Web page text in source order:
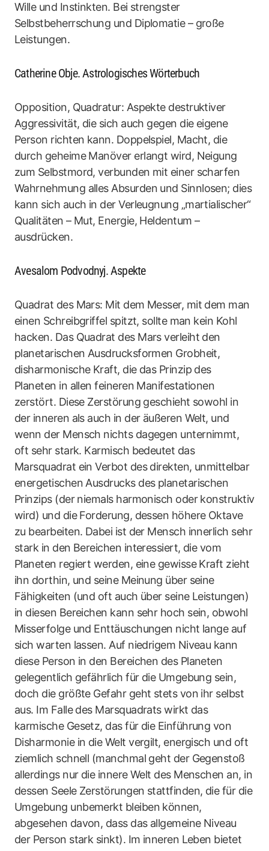
Wille und Instinkten. Bei strengster
Selbstbeherrschung und Diplomatie – große
Leistungen.
Catherine Obje. Astrologisches Wörterbuch
Opposition, Quadratur: Aspekte destruktiver
Aggressivität, die sich auch gegen die eigene
Person richten kann. Doppelspiel, Macht, die
durch geheime Manöver erlangt wird, Neigung
zum Selbstmord, verbunden mit einer scharfen
Wahrnehmung alles Absurden und Sinnlosen; dies
kann sich auch in der Verleugnung „martialischer“
Qualitäten – Mut, Energie, Heldentum –
ausdrücken.
Avesalom Podvodnyj. Aspekte
Quadrat des Mars: Mit dem Messer, mit dem man
einen Schreibgriffel spitzt, sollte man kein Kohl
hacken. Das Quadrat des Mars verleiht den
planetarischen Ausdrucksformen Grobheit,
disharmonische Kraft, die das Prinzip des
Planeten in allen feineren Manifestationen
zerstört. Diese Zerstörung geschieht sowohl in
der inneren als auch in der äußeren Welt, und
wenn der Mensch nichts dagegen unternimmt,
oft sehr stark. Karmisch bedeutet das
Marsquadrat ein Verbot des direkten, unmittelbar
energetischen Ausdrucks des planetarischen
Prinzips (der niemals harmonisch oder konstruktiv
wird) und die Forderung, dessen höhere Oktave
zu bearbeiten. Dabei ist der Mensch innerlich sehr
stark in den Bereichen interessiert, die vom
Planeten regiert werden, eine gewisse Kraft zieht
ihn dorthin, und seine Meinung über seine
Fähigkeiten (und oft auch über seine Leistungen)
in diesen Bereichen kann sehr hoch sein, obwohl
Misserfolge und Enttäuschungen nicht lange auf
sich warten lassen. Auf niedrigem Niveau kann
diese Person in den Bereichen des Planeten
gelegentlich gefährlich für die Umgebung sein,
doch die größte Gefahr geht stets von ihr selbst
aus. Im Falle des Marsquadrats wirkt das
karmische Gesetz, das für die Einführung von
Disharmonie in die Welt vergilt, energisch und oft
ziemlich schnell (manchmal geht der Gegenstoß
allerdings nur die innere Welt des Menschen an, in
dessen Seele Zerstörungen stattfinden, die für die
Umgebung unbemerkt bleiben können,
abgesehen davon, dass das allgemeine Niveau
der Person stark sinkt). Im inneren Leben bietet